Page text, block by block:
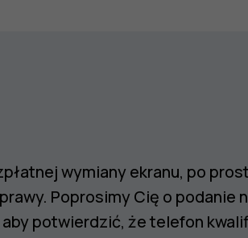
wymiany ekranu, po
Poprosimy Cię o podanie
potwierdzić, że telefon